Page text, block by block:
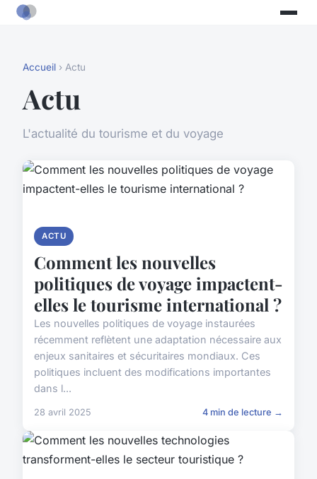
Accueil › Actu
Actu
L'actualité du tourisme et du voyage
ACTU
Comment les nouvelles
politiques de voyage impactent-
elles le tourisme international ?
Les nouvelles politiques de voyage instaurées
récemment reflètent une adaptation nécessaire aux
enjeux sanitaires et sécuritaires mondiaux. Ces
politiques incluent des modifications importantes
dans l...
28 avril 2025 4 min de lecture →